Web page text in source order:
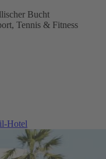
Bucht
Tennis & Fitness
Hotel